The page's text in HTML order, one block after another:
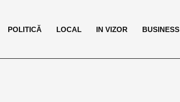
POLITICĂ LOCAL IN VIZOR BUSINESS